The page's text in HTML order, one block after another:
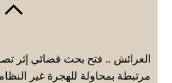
العرائش .. فتح بحث قضائي إثر
مرتبطة بمحاولة للهجرة غير